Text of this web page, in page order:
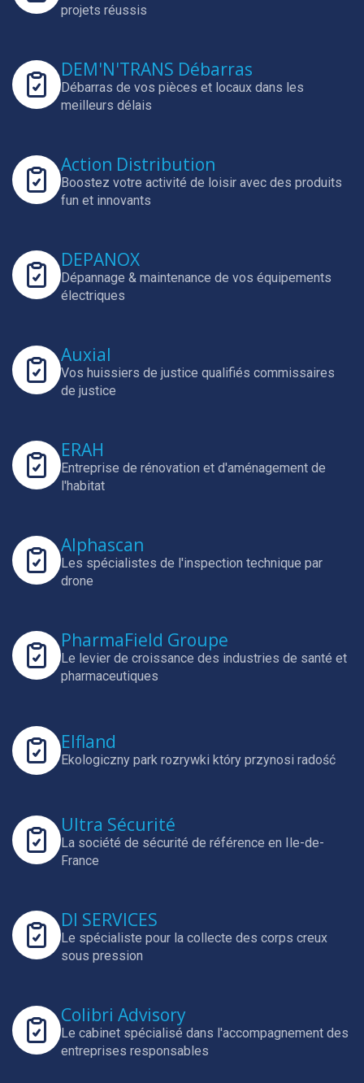
projets réussis
DEM'N'TRANS Débarras
Débarras de vos pièces et locaux dans les
meilleurs délais
Action Distribution
Boostez votre activité de loisir avec des produits
fun et innovants
DEPANOX
Dépannage & maintenance de vos équipements
électriques
Auxial
Vos huissiers de justice qualifiés commissaires
de justice
ERAH
Entreprise de rénovation et d'aménagement de
l'habitat
Alphascan
Les spécialistes de l'inspection technique par
drone
PharmaField Groupe
Le levier de croissance des industries de santé et
pharmaceutiques
Elfland
Ekologiczny park rozrywki który przynosi radość
Ultra Sécurité
La société de sécurité de référence en Ile-de-
France
DI SERVICES
Le spécialiste pour la collecte des corps creux
sous pression
Colibri Advisory
Le cabinet spécialisé dans l'accompagnement des
entreprises responsables